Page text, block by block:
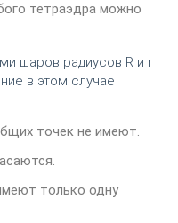
тетраэдра можно
шаров радиусов R и r
в этом случае
точек не имеют.
только одну